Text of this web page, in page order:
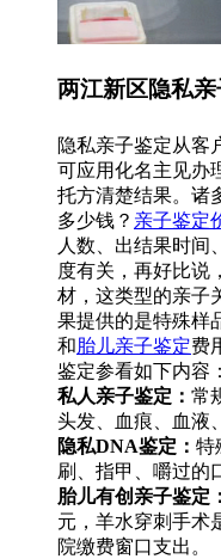
两江新区隐私
隐私亲子鉴定从客
可应用化名主见办
托方清楚结果。诸
多少钱？ 亲子鉴定
人数、出结果时间
度有关，再好比说
材，这类型的亲子
果提供的是特殊样
和胎儿亲子鉴定费
鉴定参看如下内容：
私人亲子鉴定： 常
头发、血痕、血液
隐私DNA鉴定： 特
刷、指甲、嚼过的
胎儿有创亲子鉴定：
元，羊水穿刺手术
院缴费窗口支出。